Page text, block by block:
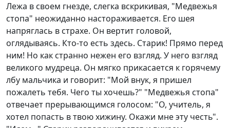
Лежа в своем гнезде, слегка вскрикивая, "Медвежья
стопа" неожиданно настораживается. Его шея
напряглась в страхе. Он вертит головой,
оглядываясь. Кто-то есть здесь. Старик! Прямо перед
ним! Но как странно нежен его взгляд. У него взгляд
великого мудреца. Он мягко прикасается к горячему
лбу мальчика и говорит: "Мой внук, я пришел
пожалеть тебя. Чего ты хочешь?" "Медвежья стопа"
отвечает прерывающимся голосом: "О, учитель, я
хотел попасть в твою хижину. Окажи мне эту честь".